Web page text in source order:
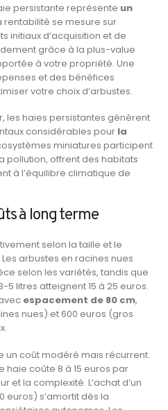
persistante représente un
rentabilité se mesure sur
initiaux d’acquisition et de
grâce à la plus-value
à votre propriété. Une
et des bénéfices
votre choix d’arbustes.
les haies persistantes génèrent
considérables pour la
miniatures participent
pollution, offrent des habitats
à l’équilibre climatique de
à long terme
selon la taille et le
arbustes en racines nues
selon les variétés, tandis que
litres atteignent 15 à 25 euros.
espacement de 80 cm,
nues) et 600 euros (gros
un coût modéré mais récurrent.
haie coûte 8 à 15 euros par
et la complexité. L’achat d’un
s’amortit dès la